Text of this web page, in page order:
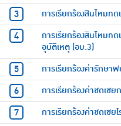
การเรียกร้องสินไหมท
การเรียกร้องสินไหมท
อุบัติเหตุ (อบ.3)
การเรียกร้องค่ารักษา
การเรียกร้องค่าชดเช
การเรียกร้องค่าชดเชย